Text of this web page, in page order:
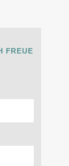
FREUE